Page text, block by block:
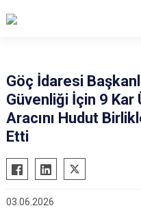
Göç İdaresi
Güvenliği İçin 9 Kar
Aracını Hudut
Etti
03.06.2026